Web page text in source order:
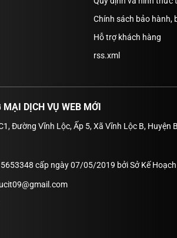
Chính sách bảo hành,
Hỗ trợ khách hàng
rss.xml
MẠI DỊCH VỤ WEB MỚI
Đường Vĩnh Lộc, Ấp 5, Xã Vĩnh Lộc B, Huyện
cấp ngày 07/05/2019 bởi Sở Kế